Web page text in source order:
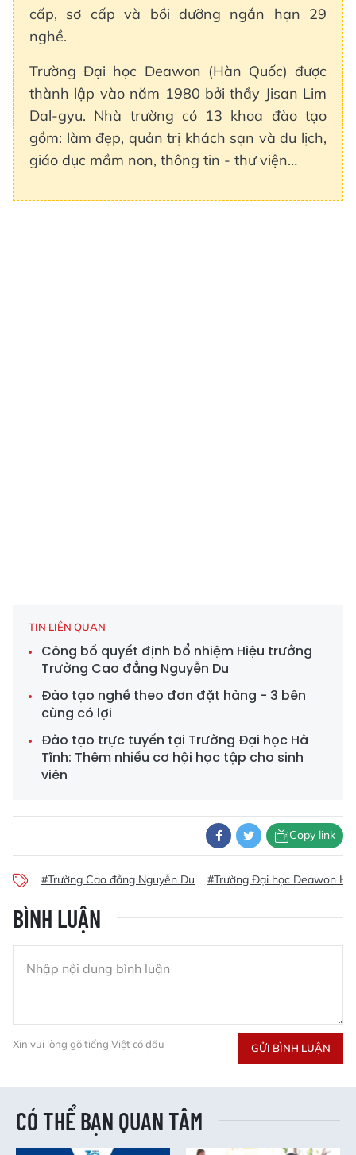
cấp, sơ cấp và bồi dưỡng ngắn hạn 29
nghề.
Trường Đại học Deawon (Hàn Quốc) được
thành lập vào năm 1980 bởi thầy Jisan Lim
Dal-gyu. Nhà trường có 13 khoa đào tạo
gồm: làm đẹp, quản trị khách sạn và du lịch,
giáo dục mầm non, thông tin - thư viện…
TIN LIÊN QUAN
Công bố quyết định bổ nhiệm Hiệu trưởng
Trường Cao đẳng Nguyễn Du
Đào tạo nghề theo đơn đặt hàng - 3 bên
cùng có lợi
Đào tạo trực tuyến tại Trường Đại học Hà
Tĩnh: Thêm nhiều cơ hội học tập cho sinh
viên
Copy link
#Trường Cao đẳng Nguyễn Du #Trường Đại học Deawon
BÌNH LUẬN
Xin vui lòng gõ tiếng Việt có dấu GỬI BÌNH LUẬN
CÓ THỂ BẠN QUAN TÂM